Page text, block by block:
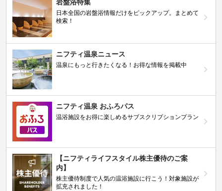
岩盤浴特集
日本全国の岩盤浴情報だけをピックアップ。まとめて
検索！
ニフティ温泉ニュース
温泉にもっと行きたくなる！お得な情報を掲載中
ニフティ温泉 おふろパス
温浴施設をお得に楽しめるサブスクリプションプラン
【ニフティライフスタイル株主優待のご案
内】
株主優待制度で人気の温浴施設に行こう！対象施設が
拡充されました！